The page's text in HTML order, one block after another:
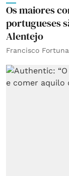
Os maiores
portugueses
Alentejo
Francisco